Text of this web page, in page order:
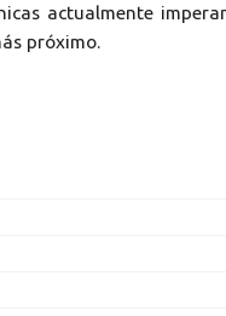
actualmente
próximo.